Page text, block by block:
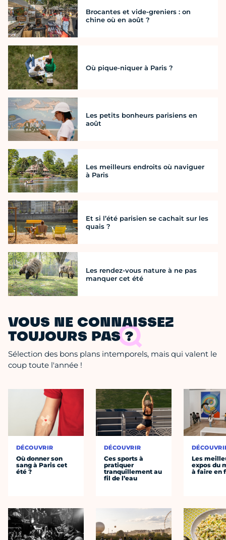
Brocantes et vide-greniers : on
chine où en août ?
Où pique-niquer à Paris ?
Les petits bonheurs parisiens en
août
Les meilleurs endroits où naviguer
à Paris
Et si l’été parisien se cachait sur les
quais ?
Les rendez-vous nature à ne pas
manquer cet été
VOUS NE CONNAISSEZ
TOUJOURS PAS ?
Sélection des bons plans intemporels, mais qui valent le
coup toute l'année !
DÉCOUVRIR
Où donner son
sang à Paris cet
été ?
DÉCOUVRIR
Ces sports à
pratiquer
tranquillement au
fil de l’eau
Les
expos du
à faire en